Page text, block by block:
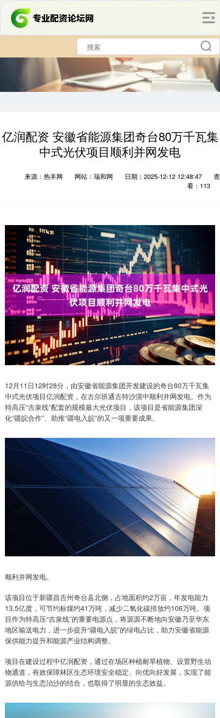
亿润配资 安徽省能源集团奇台80万千瓦集
中式光伏项目顺利并网发电
来源：热丰网 网站：瑞和网 日期：2025-12-12 12:48:47
查
看：113
12月11日12时28分，由安徽省能源集团开发建设的奇台80万千瓦集
中式光伏项目亿润配资，在古尔班通古特沙漠中顺利并网发电。作为
特高压“吉泉线”配套的规模最大光伏项目，该项目是省能源集团深
化“疆皖合作”、助推“疆电入皖”的又一项重要成果。
顺利并网发电。
该项目位于新疆昌吉州奇台县北侧，占地面积约2万亩，年发电能力
13.5亿度，可节约标煤约41万吨，减少二氧化碳排放约106万吨。项
目作为特高压“吉泉线”的重要电源点，将源源不断地向安徽乃至华东
地区输送电力，进一步提升“疆电入皖”的绿电占比，助力安徽省能源
保供能力提升和能源产业结构调整。
项目在建设过程中亿润配资，通过在场区种植耐旱植物、设置野生动
物通道，有效保障林区生态环境安全稳定、向优向好发展，实现了能
源供给与生态治沙的结合，也取得了明显的生态效益。